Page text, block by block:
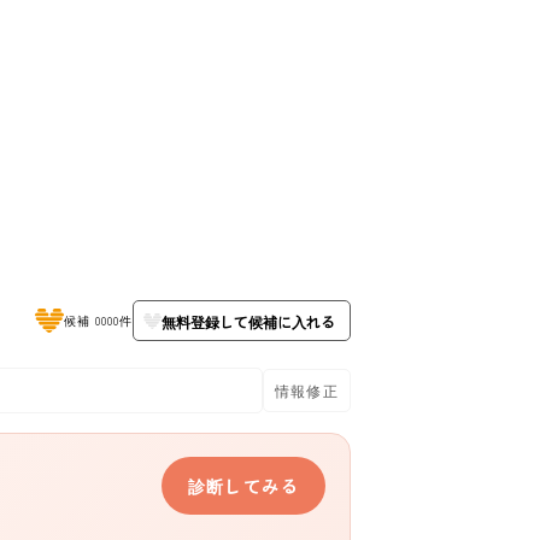
候補 0000件 無料登録して候補に入れる
情報修正
診断してみる